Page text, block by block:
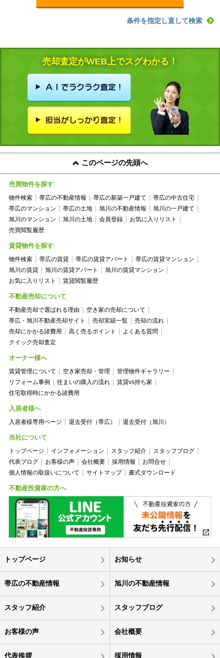
条件を指定し直して検索
売却査定がWEB上でスグわかる！
このページの先頭へ
売買物件を探す
物件検索 帯広の不動産情報 帯広の新築一戸建て
帯広の中古住宅
帯広のマンション
帯広の土地 旭川の不動産情報
旭川の一戸建て
旭川のマンション
旭川の土地 会員登録
お気に入りリスト
売買閲覧履歴
賃貸物件を探す
物件検索 帯広の賃貸 帯広の賃貸アパート
帯広の賃貸マンション
旭川の賃貸
旭川の賃貸アパート
旭川の賃貸マンション
お気に入りリスト
賃貸閲覧履歴
不動産売却について
不動産売却で選ばれる理由
空き家の売却について
帯広・旭川不動産売却サイト
売却実績一覧
売却の流れ
売却にかかる諸費用
高く売るポイント
よくある質問
クイック売却査定
オーナー様へ
賃貸管理について 空き家売却・管理
管理物件ギャラリー
リフォーム事例
住まいの購入の流れ
賃貸vs持ち家
住宅取得時にかかる諸費用
入居者様へ
入居者様専用ページ 退去受付（帯広） 退去受付（旭川）
当社について
トップページ インフォメーション スタッフ紹介
スタッフブログ
代表ブログ
お客様の声 会社概要 採用情報
お問合せ
個人情報の取扱いについて
サイトマップ 書式ダウンロード
不動産投資家の方へ
トップページ お知らせ
帯広の不動産情報 旭川の不動産情報
スタッフ紹介 スタッフブログ
お客様の声 会社概要
代表挨拶 採用情報